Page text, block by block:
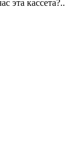
эта кассета?..